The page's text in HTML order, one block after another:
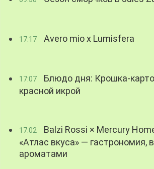
17:17 Avero mio x Lumisfera
17:07
Блюдо дня: Крошка-
красной икрой
17:02
Balzi Rossi × Mercury
«Атлас вкуса» — гастрономия,
ароматами